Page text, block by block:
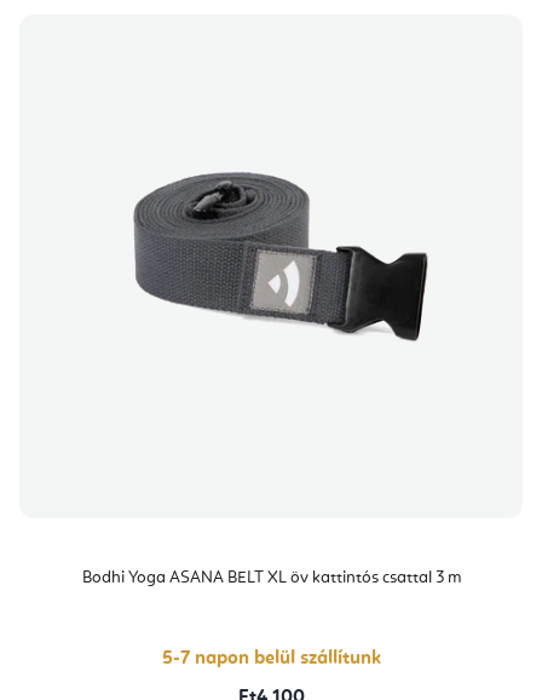
Bodhi Yoga ASANA BELT XL öv kattintós csattal 3 m
5-7 napon belül szállítunk